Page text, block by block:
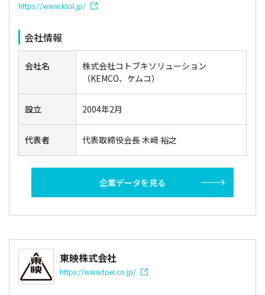
https://www.ksol.jp/
会社情報
会社名
株式会社コトブキソリューション
（KEMCO、ケムコ）
設立 2004年2月
代表者 代表取締役会長 木﨑 裕之
企業データを見る
東映株式会社
https://www.toei.co.jp/